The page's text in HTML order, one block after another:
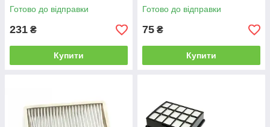
Готово до відправки
231 ₴
Купити
Готово до відправки
75 ₴
Купити